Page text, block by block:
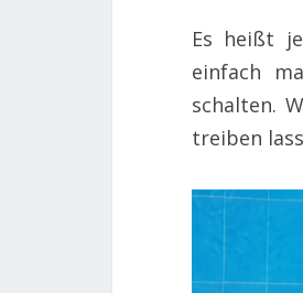
Es heißt
einfach
schalten.
treiben